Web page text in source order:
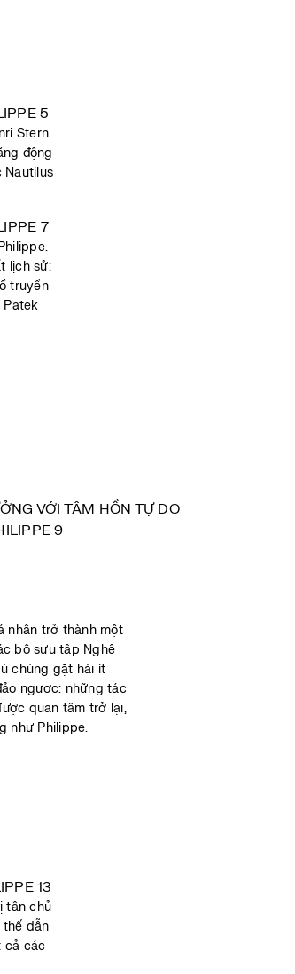
Stern.
động
Nautilus
lịch sử:
truyền
Patek
nhân trở thành một
bộ sưu tập Nghệ
chúng gặt hái ít
ngược: những tác
quan tâm trở lại,
như Philippe.
tân chủ
dẫn
cả các